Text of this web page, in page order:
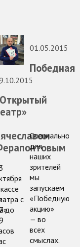
с
до
01.05.2015
Победная
Специально
для
наших
зрителей
мы
запускаем
«Победную
акцию»
— во
всех
смыслах.